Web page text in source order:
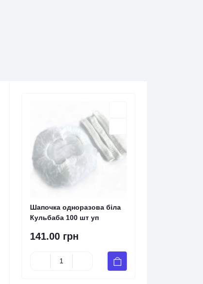
Шапочка одноразова біла
Кульбаба 100 шт уп
141.00 грн